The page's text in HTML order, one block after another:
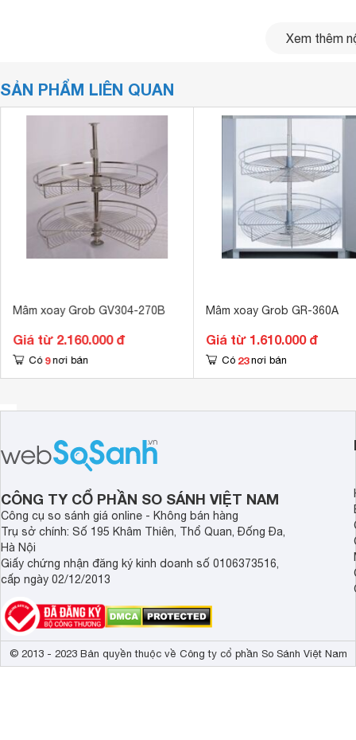
Mâm xoay được làm từ chất liệuINOX 304 bền bỉ, an
minh, linh hoạt giúp việc sắp xếp đồ đạc trở nên dễ dàng
tuyệt vời cho góc chết nhà bạn, giúp bạn tận dụng được
Thông số kỹ thuật
Mã sản phẩmRộng x sâu x cao (mm)Chiều rộng tủ (mm)
GV304-360A R710 x S780 x C710 800
Xem thêm
SẢN PHẨM LIÊN QUAN
Mâm xoay Grob GV304-270B
Giá từ 2.160.000 đ
Có 9 nơi bán
Mâm xoay Grob GR-360A
Giá từ 1.610.000 đ
Có 23 nơi bán
CÔNG TY CỔ PHẦN SO SÁNH VIỆT NAM
Công cụ so sánh giá online - Không bán hàng
Trụ sở chính: Số 195 Khâm Thiên, Thổ Quan, Đống Đa,
Hà Nội
Giấy chứng nhận đăng ký kinh doanh số 0106373516,
cấp ngày 02/12/2013
© 2013 - 2023 Bản quyền thuộc về Công ty cổ phần So Sánh Việt Nam